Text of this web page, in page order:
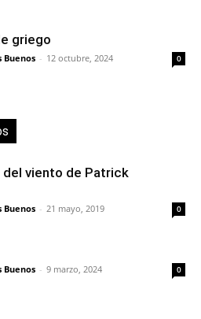
griego
Buenos - 12 octubre, 2024 0
del viento de Patrick
Buenos - 21 mayo, 2019 0
Buenos - 9 marzo, 2024 0